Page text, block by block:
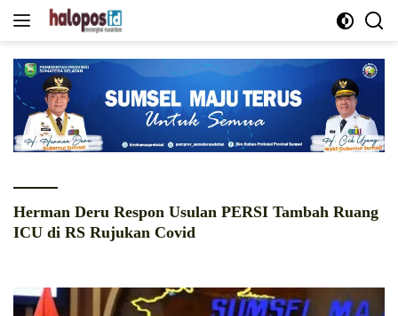
Langsung
Herman Deru Respon Usulan PERSI Tambah Ruang
ICU di RS Rujukan Covid